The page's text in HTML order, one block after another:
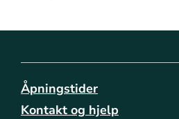
Åpningstider
Kontakt og hjelp